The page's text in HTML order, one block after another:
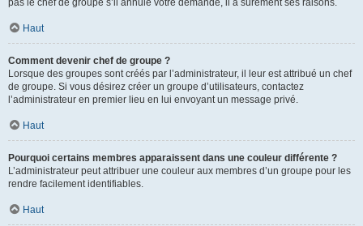
pas le chef de groupe s’il annule votre demande, il a sûrement ses raisons.
Haut
Comment devenir chef de groupe ?
Lorsque des groupes sont créés par l’administrateur, il leur est attribué un chef
de groupe. Si vous désirez créer un groupe d’utilisateurs, contactez
l’administrateur en premier lieu en lui envoyant un message privé.
Haut
Pourquoi certains membres apparaissent dans une couleur différente ?
L’administrateur peut attribuer une couleur aux membres d’un groupe pour les
rendre facilement identifiables.
Haut